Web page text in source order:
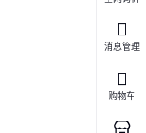
消息管理
购物车